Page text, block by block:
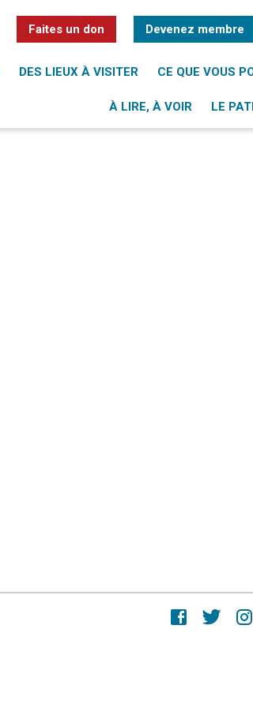
Faites un don Devenez membre
DES LIEUX À VISITER CE QUE VOUS
À LIRE, À VOIR LE